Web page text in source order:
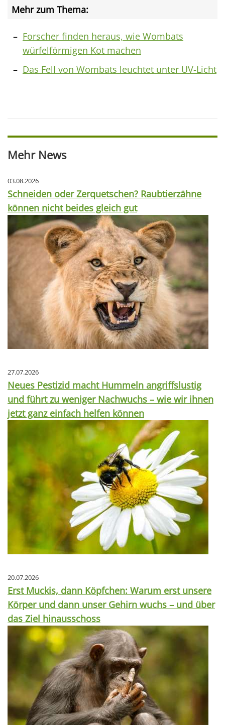
Mehr zum Thema:
Forscher finden heraus, wie Wombats
würfelförmigen Kot machen
Das Fell von Wombats leuchtet unter UV-Licht
Mehr News
03.08.2026
Schneiden oder Zerquetschen? Raubtierzähne
können nicht beides gleich gut
27.07.2026
Neues Pestizid macht Hummeln angriffslustig
und führt zu weniger Nachwuchs – wie wir ihnen
jetzt ganz einfach helfen können
20.07.2026
Erst Muckis, dann Köpfchen: Warum erst unsere
Körper und dann unser Gehirn wuchs – und über
das Ziel hinausschoss